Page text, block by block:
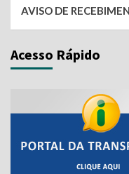
AVISO DE
Acesso Rápido